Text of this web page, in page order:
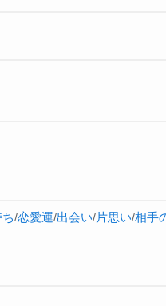
/恋愛運/出会い/片思い/相手